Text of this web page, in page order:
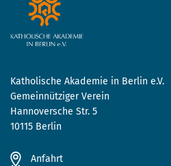
Katholische Akademie in Berlin e.V.
Gemeinnütziger Verein
Hannoversche Str. 5
10115 Berlin
Anfahrt